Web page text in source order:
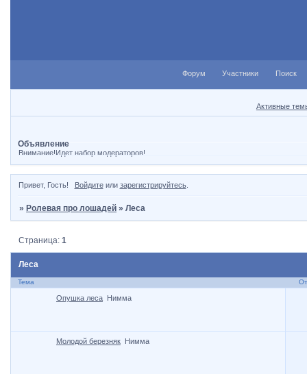
Форум Участники Поиск
Активные
Объявление
Внимание!Идет набор модераторов!
Привет, Гость! Войдитеили зарегистрируйтесь.
» Ролевая про лошадей »Леса
Леса
Страница:1
Тема
Опушка леса Нимма
Молодой березняк Нимма